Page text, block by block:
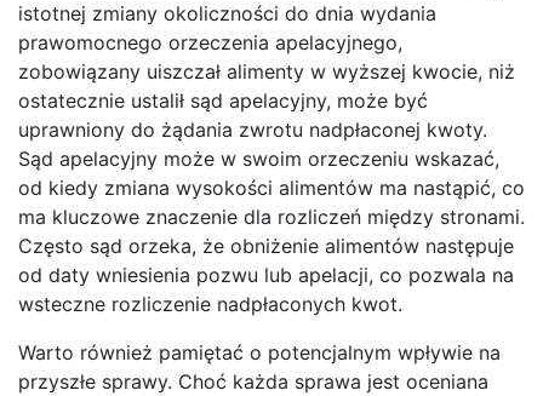
istotnej zmiany okoliczności do dnia wydania
prawomocnego orzeczenia apelacyjnego,
zobowiązany uiszczał alimenty w wyższej kwocie, niż
ostatecznie ustalił sąd apelacyjny, może być
uprawniony do żądania zwrotu nadpłaconej kwoty.
Sąd apelacyjny może w swoim orzeczeniu wskazać,
od kiedy zmiana wysokości alimentów ma nastąpić, co
ma kluczowe znaczenie dla rozliczeń między stronami.
Często sąd orzeka, że obniżenie alimentów następuje
od daty wniesienia pozwu lub apelacji, co pozwala na
wsteczne rozliczenie nadpłaconych kwot.
Warto również pamiętać o potencjalnym wpływie na
przyszłe sprawy. Choć każda sprawa jest oceniana